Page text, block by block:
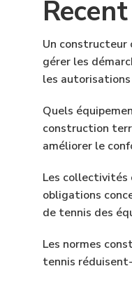
Un
gérer les
les autorisations
Quels
construction
améliorer le
Les
obligations
de tennis des
Les normes
tennis